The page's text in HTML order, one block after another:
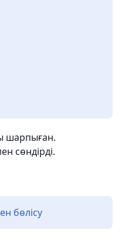
шарпыған.
сөндірді.
бөлісу